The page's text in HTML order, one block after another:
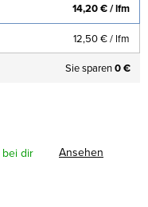
14,20 €/ lfm
12,50 €/ lfm
Sie sparen0 €
Ansehen